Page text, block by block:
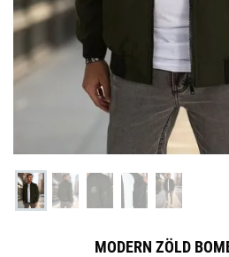
MODERN ZÖLD